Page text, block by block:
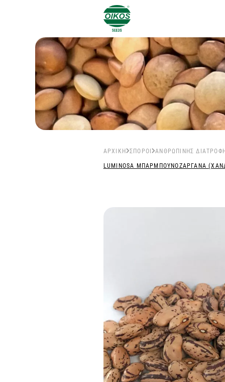
ΑΡΧΙΚΉ ΣΠΌΡΟΙ ΑΝΘΡΏΠΙΝΗΣ
LUMINOSA ΜΠΑΡΜΠΟΥΝΟΖΑΡΓΑΝΑ